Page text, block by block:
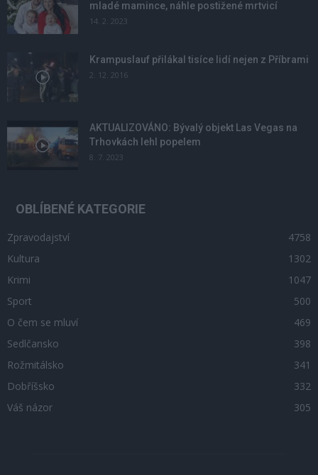
mladé mamince, náhle postižené mrtvicí
14. 2. 2023
Krampuslauf přilákal tisíce lidí nejen z Příbrami
2. 12. 2016
AKTUALIZOVÁNO: Bývalý objekt Las Vegas na
Trhovkách lehl popelem
8. 7. 2023
OBLÍBENÉ KATEGORIE
Zpravodajství
4758
Kultura
1302
Krimi
1047
Sport
500
O čem se mluví
469
Sedlčansko
398
Rožmitálsko
341
Dobříšsko
332
Váš názor
305